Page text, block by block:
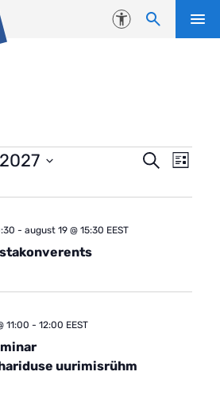
Juurdepääsetavus
Search
List
- august 19 @ 15:30 EEST
uurimisrühm
11:00 - 12:00 EEST